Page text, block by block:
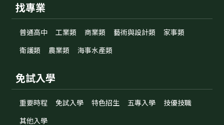
找專業
普通高中 工業類 商業類 藝術與設計類
家事類
衛護類
農業類 海事水產類
免試入學
重要時程 免試入學 特色招生 五專入學
技優技職
其他入學